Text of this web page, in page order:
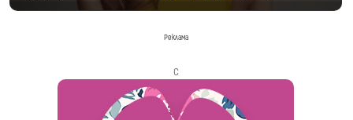
Реклама
с